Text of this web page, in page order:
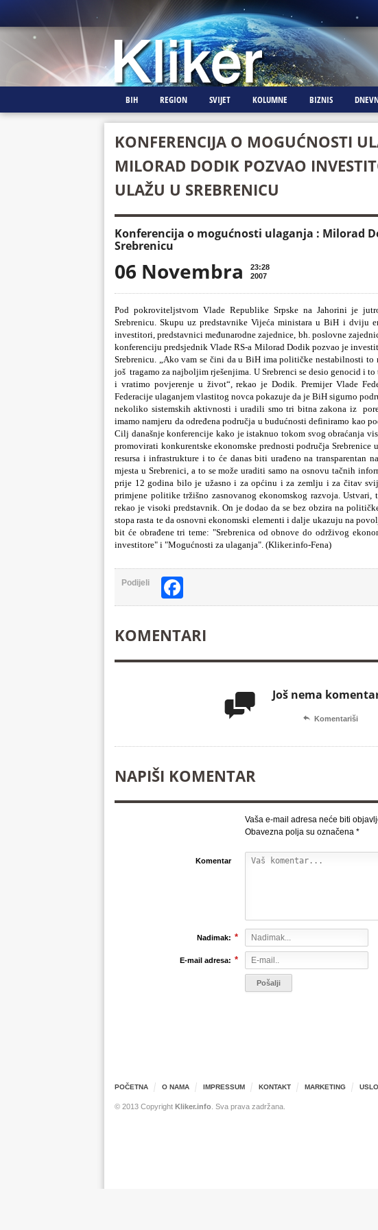
BIH REGION SVIJET KOLUMNE BIZNIS
KONFERENCIJA O MOGUĆNOSTI
MILORAD DODIK POZVAO
ULAŽU U SREBRENICU
Konferencija o mogućnosti ulaganja : Milorad
Srebrenicu
06 Novembra
23:28
2007
Pod pokroviteljstvom Vlade Republike Srpske na Jahorini je
Srebrenicu. Skupu uz predstavnike Vijeća ministara u BiH i dviju
investitori, predstavnici međunarodne zajednice, bh. poslovne
konferenciju predsjednik Vlade RS-a Milorad Dodik pozvao je
Srebrenicu. „Ako vam se čini da u BiH ima političke nestabilnosti
još tragamo za najboljim rješenjima. U Srebrenci se desio genocid i
i vratimo povjerenje u život“, rekao je Dodik. Premijer Vlade
Federacije ulaganjem vlastitog novca pokazuje da je BiH sigurno
nekoliko sistemskih aktivnosti i uradili smo tri bitna zakona iz
imamo namjeru da određena područja u budućnosti definiramo kao
Cilj današnje konferencije kako je istaknuo tokom svog obraćanja
promovirati konkurentske ekonomske prednosti područja
resursa i infrastrukture i to će danas biti urađeno na transparentan
mjesta u Srebrenici, a to se može uraditi samo na osnovu tačnih
prije 12 godina bilo je užasno i za općinu i za zemlju i za čitav
primjene politike tržišno zasnovanog ekonomskog razvoja.
rekao je visoki predstavnik. On je dodao da se bez obzira na
stopa rasta te da osnovni ekonomski elementi i dalje ukazuju na
bit će obrađene tri teme: "Srebrenica od obnove do održivog
investitore" i "Mogućnosti za ulaganja". (Kliker.info-Fena)
Podijeli
KOMENTARI
 Još nema
 Komentariši
NAPIŠI KOMENTAR
Vaša e-mail adresa neće biti
Obavezna polja su označena *
Komentar
Nadimak: *
E-mail adresa: *
POČETNA O NAMA IMPRESSUM KONTAKT MARKETING
© 2013 Copyright Kliker.info. Sva prava zadržana.